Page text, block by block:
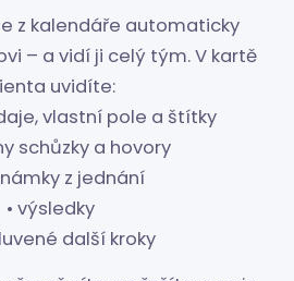
z kalendáře automaticky
– a vidí ji celý tým. V kartě
uvidíte:
vlastní pole a štítky
schůzky a hovory
z jednání
• výsledky
další kroky